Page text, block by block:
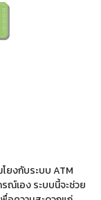
ยงกับระบบ ATM
ณ์เอง ระบบนี้จะช่วย